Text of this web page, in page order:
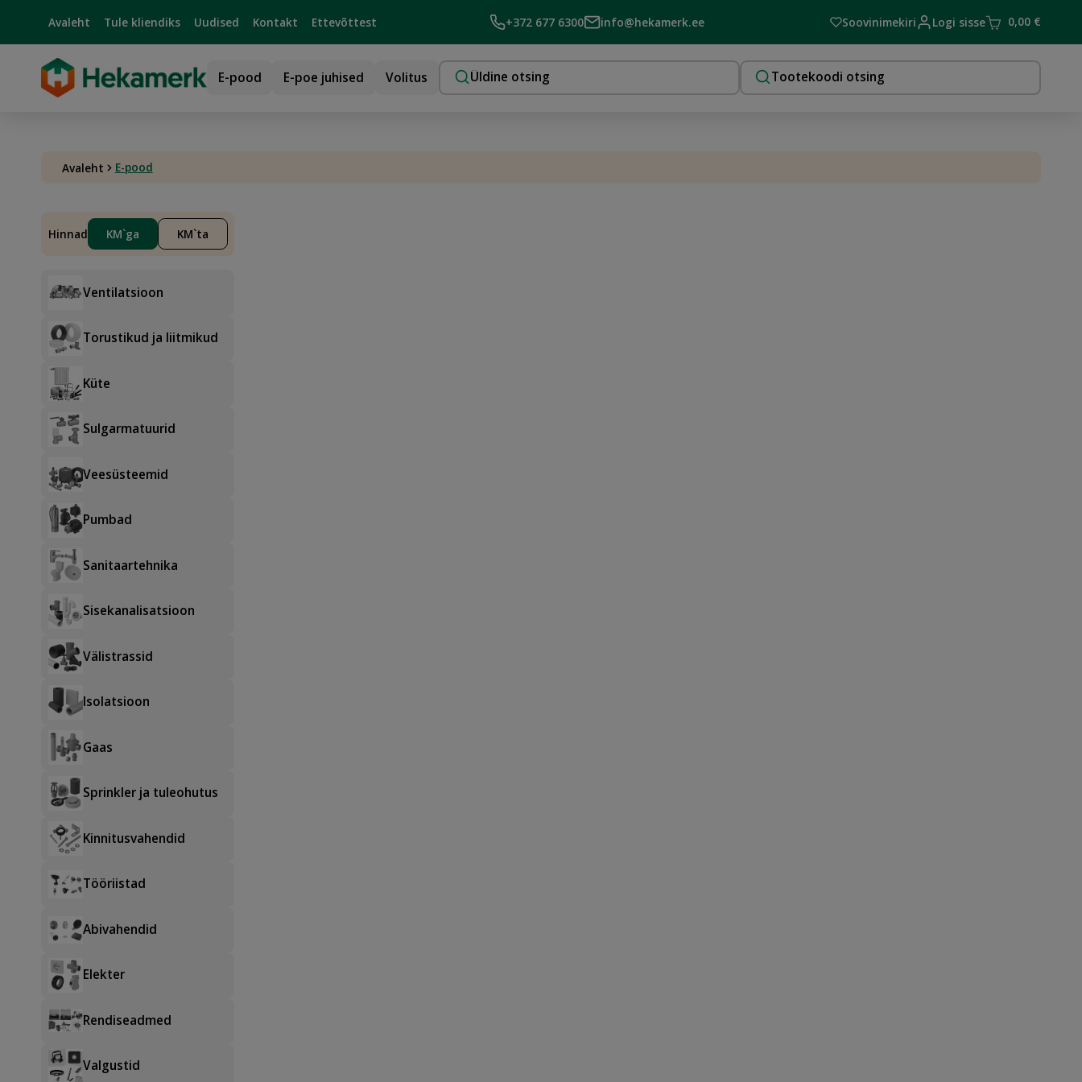
Avaleht Tule kliendiks Uudised Kontakt Ettevõttest +372 677 6300 info@hekamerk.ee Soovinimekiri Logi sisse 0,00 €
E-pood E-poe juhised Volitus
Avaleht E-pood
Hinnad KM`ga KM`ta
Ventilatsioon
Torustikud ja liitmikud
Küte
Sulgarmatuurid
Veesüsteemid
Pumbad
Sanitaartehnika
Sisekanalisatsioon
Välistrassid
Isolatsioon
Gaas
Sprinkler ja tuleohutus
Kinnitusvahendid
Tööriistad
Abivahendid
Elekter
Rendiseadmed
Valgustid